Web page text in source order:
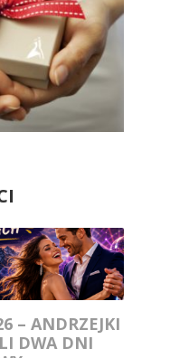
– ANDRZEJKI
DWA DNI